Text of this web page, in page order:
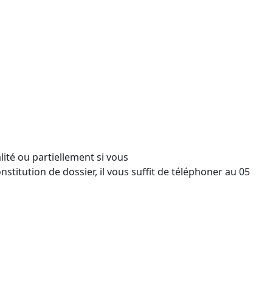
ou partiellement si vous
de dossier, il vous suffit de téléphoner au 05